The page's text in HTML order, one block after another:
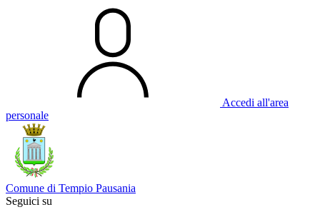
Accedi all'area
personale
Comune di Tempio Pausania
Seguici su